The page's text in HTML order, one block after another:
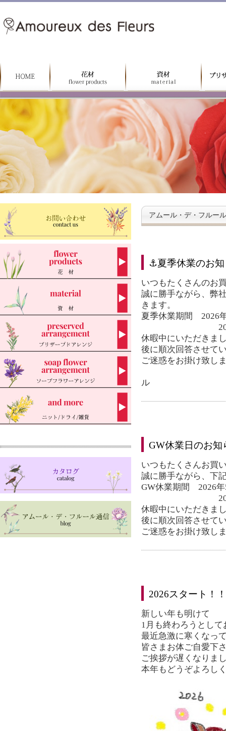
アムール・デ・フルー
⚓夏季休業のお
いつもたくさんのお
誠に勝手ながら、弊
きます。
夏季休業期間 2026
2026年 8月
休暇中にいただきま
後に順次回答させて
ご迷惑をお掛け致し
ル
GW休業日のお知
いつもたくさんお買
誠に勝手ながら、下
GW休業期間 2026
2026年 5月
休暇中にいただきま
後に順次回答させて
ご迷惑をお掛け致し
2026スタート！！
新しい年も明けて
1月も終わろうとして
最近急激に寒くなっ
皆さまお体ご自愛下
ご挨拶が遅くなりま
本年もどうぞよろし